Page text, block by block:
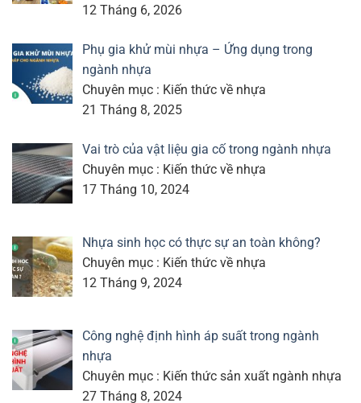
12 Tháng 6, 2026
Phụ gia khử mùi nhựa – Ứng dụng trong
ngành nhựa
Chuyên mục : Kiến thức về nhựa
21 Tháng 8, 2025
Vai trò của vật liệu gia cố trong ngành nhựa
Chuyên mục : Kiến thức về nhựa
17 Tháng 10, 2024
Nhựa sinh học có thực sự an toàn không?
Chuyên mục : Kiến thức về nhựa
12 Tháng 9, 2024
Công nghệ định hình áp suất trong ngành
nhựa
Chuyên mục : Kiến thức sản xuất ngành nhựa
27 Tháng 8, 2024